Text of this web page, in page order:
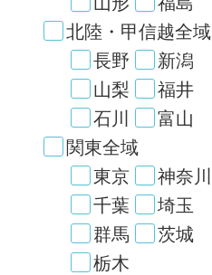
北陸・甲信越全域
長野
新潟
山梨
福井
石川
富山
関東全域
東京
神奈川
千葉
埼玉
群馬
茨城
栃木